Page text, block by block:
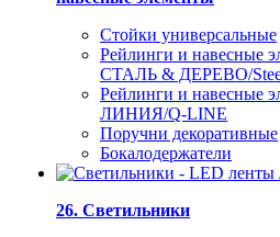
Стойки универсальные
Рейлинги и навесные
СТАЛЬ & ДЕРЕВО/
Рейлинги и навесные
ЛИНИЯ/Q-LINE
Поручни декоративные
Бокалодержатели
26. Светильники